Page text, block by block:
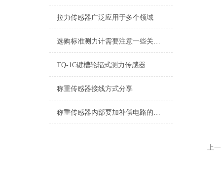
拉力传感器广泛应用于多个领域
选购标准测力计需要注意一些关键因素
TQ-1C键槽轮辐式测力传感器
称重传感器接线方式分享
称重传感器内部要加补偿电路的原因解析
上